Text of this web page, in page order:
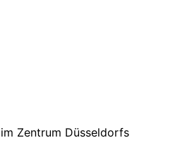
Zentrum Düsseldorfs